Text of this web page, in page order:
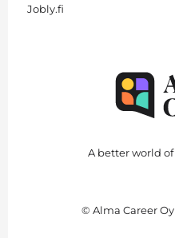
Jobly.fi
A better world
© Alma Career